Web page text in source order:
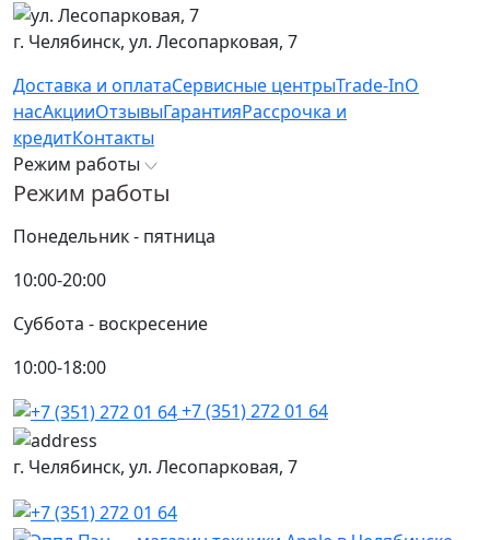
г. Челябинск, ул. Лесопарковая, 7
Доставка и оплатаСервисные центрыTrade-InО
насАкцииОтзывыГарантияРассрочка и
кредитКонтакты
Режим работы
Режим работы
Понедельник - пятница
10:00-20:00
Суббота - воскресение
10:00-18:00
+7 (351) 272 01 64
г. Челябинск, ул. Лесопарковая, 7